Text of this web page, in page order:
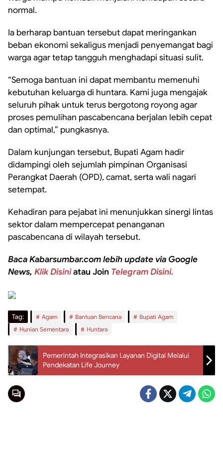
normal.
Ia berharap bantuan tersebut dapat meringankan
beban ekonomi sekaligus menjadi penyemangat bagi
warga agar tetap tangguh menghadapi situasi sulit.
“Semoga bantuan ini dapat membantu memenuhi
kebutuhan keluarga di huntara. Kami juga mengajak
seluruh pihak untuk terus bergotong royong agar
proses pemulihan pascabencana berjalan lebih cepat
dan optimal,” pungkasnya.
Dalam kunjungan tersebut, Bupati Agam hadir
didampingi oleh sejumlah pimpinan Organisasi
Perangkat Daerah (OPD), camat, serta wali nagari
setempat.
Kehadiran para pejabat ini menunjukkan sinergi lintas
sektor dalam mempercepat penanganan
pascabencana di wilayah tersebut.
Baca Kabarsumbar.com lebih update via Google
News, Klik Disiniatau Join Telegram Disini.
Tag: Agam Bantuan Bencana
Bupati Agam
Hunian Sementara
Huntara
Pemerintah Integrasikan Layanan Digital Melalui
Pendekatan Life Journey